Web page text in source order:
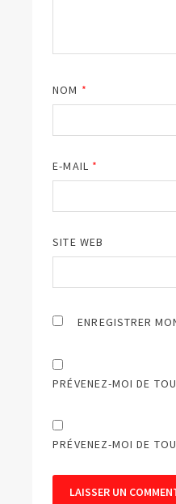
NOM *
E-MAIL *
SITE WEB
ENREGISTRER
PRÉVENEZ-MOI DE
PRÉVENEZ-MOI DE